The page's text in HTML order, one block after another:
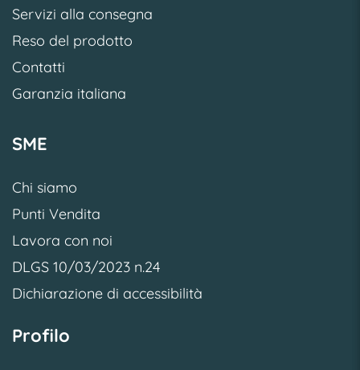
Servizi alla consegna
Reso del prodotto
Contatti
Garanzia italiana
SME
Chi siamo
Punti Vendita
Lavora con noi
DLGS 10/03/2023 n.24
Dichiarazione di accessibilità
Profilo